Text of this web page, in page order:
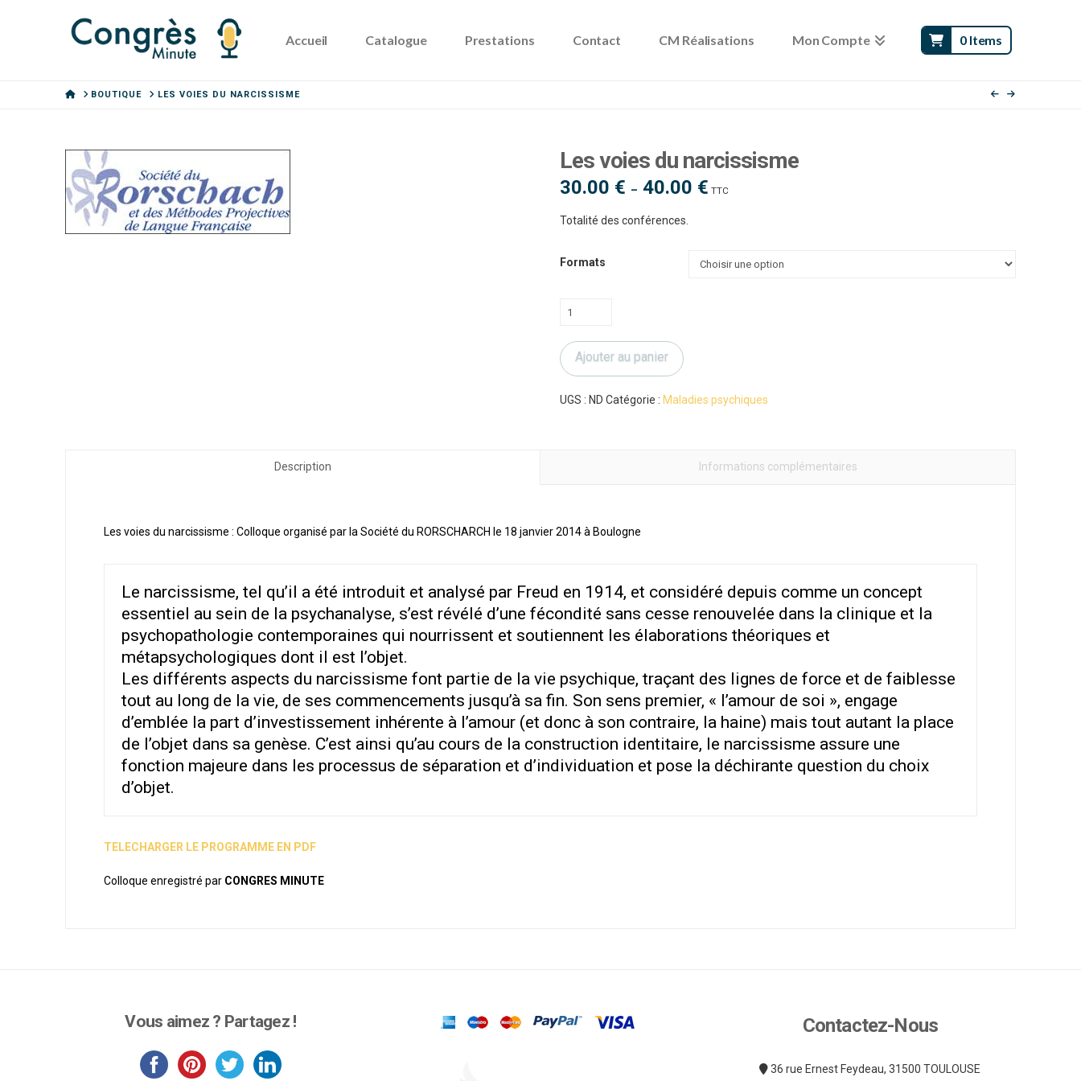
Accueil Catalogue Prestations Contact CM Réalisations Mon Compte 0 Items
HOMEBOUTIQUE LES VOIES DU NARCISSISME
Les voies du narcissisme
30.00 € – 40.00 €Plage
de
TTC
Totalité des conférences.
Formats
quantité
Les
voies
narcissisme
Ajouter au panier
UGS : ND Catégorie : Maladies psychiques
Description Informations complémentaires
Les voies du narcissisme : Colloque organisé par la Société du RORSCHARCH le 18 janvier 2014 à Boulogne
Le narcissisme, tel qu’il a été introduit et analysé par Freud en 1914, et considéré depuis comme un concept
essentiel au sein de la psychanalyse, s’est révélé d’une fécondité sans cesse renouvelée dans la clinique et la
psychopathologie contemporaines qui nourrissent et soutiennent les élaborations théoriques et
métapsychologiques dont il est l’objet.
Les différents aspects du narcissisme font partie de la vie psychique, traçant des lignes de force et de faiblesse
tout au long de la vie, de ses commencements jusqu’à sa fin. Son sens premier, « l’amour de soi », engage
d’emblée la part d’investissement inhérente à l’amour (et donc à son contraire, la haine) mais tout autant la place
de l’objet dans sa genèse. C’est ainsi qu’au cours de la construction identitaire, le narcissisme assure une
fonction majeure dans les processus de séparation et d’individuation et pose la déchirante question du choix
d’objet.
TELECHARGER LE PROGRAMME EN PDF
Colloque enregistré par CONGRES MINUTE
Vous aimez ? Partagez ! Contactez-Nous
36 rue Ernest Feydeau, 31500 TOULOUSE